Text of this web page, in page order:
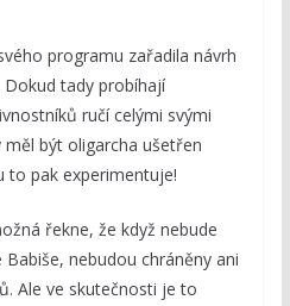
programu zařadila návrh
tady probíhají
ručí celými svými
být oligarcha ušetřen
to pak experimentuje!
řekne, že když nebude
nebudou chráněny ani
Ale ve skutečnosti je to